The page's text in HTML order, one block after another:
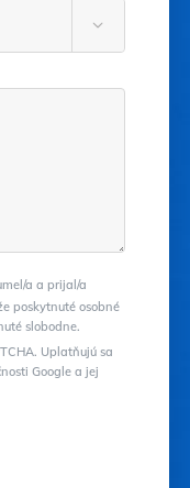

a a prijal/a
poskytnuté osobné
slobodne.
Uplatňujú sa
Google a jej